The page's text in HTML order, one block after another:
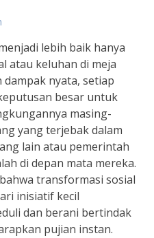
lebih baik hanya
atau keluhan di meja
nyata, setiap
besar untuk
masing-
yang terjebak dalam
lain atau pemerintah
di depan mata mereka.
transformasi sosial
inisiatif kecil
dan berani bertindak
pujian instan.